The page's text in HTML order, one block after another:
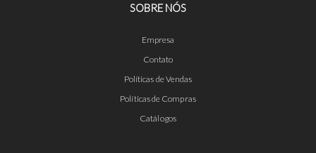
SOBRE NÓS
Empresa
Contato
Políticas de Vendas
Políticas de Compras
Catálogos